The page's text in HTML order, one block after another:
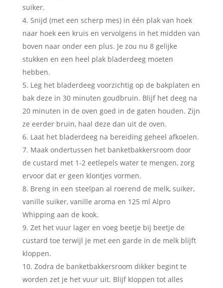
suiker.
Snijd (met een scherp mes) in één plak van hoek
naar hoek een kruis en vervolgens in het midden van
boven naar onder een plus. Je zou nu 8 gelijke
stukken en een heel plak bladerdeeg moeten
hebben.
Leg het bladerdeeg voorzichtig op de bakplaten en
bak deze in 30 minuten goudbruin. Blijf het deeg na
20 minuten in de oven goed in de gaten houden. Zijn
ze eerder bruin, haal deze dan uit de oven.
Laat het bladerdeeg na bereiding geheel afkoelen.
Maak ondertussen het banketbakkersroom door
de custard met 1-2 eetlepels water te mengen, zorg
ervoor dat er geen klontjes vormen.
Breng in een steelpan al roerend de melk, suiker,
vanille suiker, vanille aroma en 125 ml Alpro
Whipping aan de kook.
Zet het vuur lager en voeg beetje bij beetje de
custard toe terwijl je met een garde in de melk blijft
kloppen.
Zodra de banketbakkersroom dikker begint te
worden zet je het vuur uit. Blijf kloppen tot alles